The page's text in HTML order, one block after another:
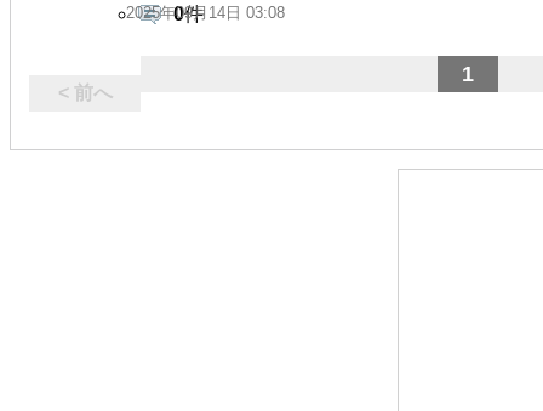
2025年09月14日 03:08
0件
< 前へ
1